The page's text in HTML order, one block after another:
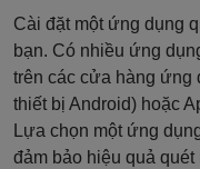
Cài đặt một ứng dụng
bạn. Có nhiều ứng
trên các cửa hàng ứng
thiết bị Android) hoặc
Lựa chọn một ứng
đảm bảo hiệu quả